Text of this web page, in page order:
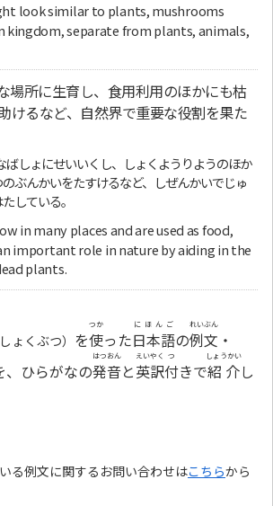
look similar to plants, mushrooms
kingdom, separate from plants, animals,
場所に生育し、食用利用のほかにも枯
けるなど、自然界で重要な役割を果た
ばしょにせいいくし、しょくようりようのほか
ぶんかいをたすけるなど、しぜんかいでじゅ
している。
in many places and are used as food,
important role in nature by aiding in the
plants.
ょくぶつ） を使
つか
った日本語
にほんご
の例文
れいぶん
・
、ひらがなの発音
はつおん
と英訳
えいやく
付
つ
きで紹介
しょうかい
し
る例文に関するお問い合わせはこちらから